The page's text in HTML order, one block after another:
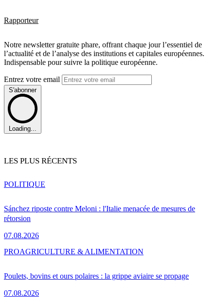
Rapporteur
Notre newsletter gratuite phare, offrant chaque jour l’essentiel de
l’actualité et de l’analyse des institutions et capitales européennes.
Indispensable pour suivre la politique européenne.
Entrez votre email
S'abonner
Loading...
LES PLUS RÉCENTS
Sánchez riposte contre Meloni : l'Italie menacée de mesures de
rétorsion
07.08.2026
POLITIQUE
Poulets, bovins et ours polaires : la grippe aviaire se propage
07.08.2026
PROAGRICULTURE & ALIMENTATION